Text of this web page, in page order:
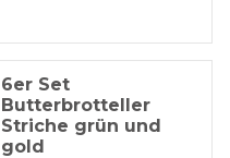
6er Set
Butterbrotteller
Striche grün und
gold